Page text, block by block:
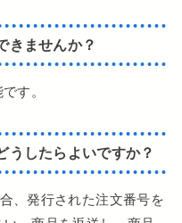
きませんか？
す。
うしたらよいですか？
、発⾏された注⽂番号を